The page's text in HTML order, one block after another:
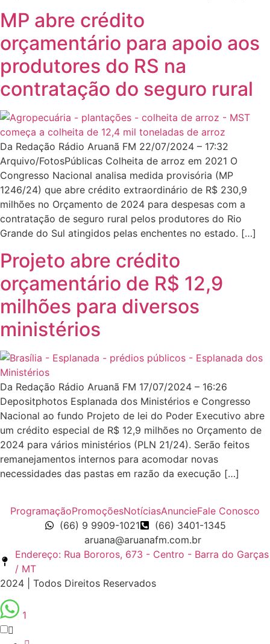
MP abre crédito
orçamentário para apoio aos
produtores do RS na
contratação do seguro rural
Da Redação Rádio Aruanã FM 22/07/2024 – 17:32
Arquivo/FotosPúblicas Colheita de arroz em 2021 O
Congresso Nacional analisa medida provisória (MP
1246/24) que abre crédito extraordinário de R$ 230,9
milhões no Orçamento de 2024 para despesas com a
contratação de seguro rural pelos produtores do Rio
Grande do Sul atingidos pelas enchentes no estado. […]
Projeto abre crédito
orçamentário de R$ 12,9
milhões para diversos
ministérios
Da Redação Rádio Aruanã FM 17/07/2024 – 16:26
Depositphotos Esplanada dos Ministérios e Congresso
Nacional ao fundo Projeto de lei do Poder Executivo abre
um crédito especial de R$ 12,9 milhões no Orçamento de
2024 para vários ministérios (PLN 21/24). Serão feitos
remanejamentos internos para acomodar novas
necessidades das pastas em razão da execução […]
ProgramaçãoPromoçõesNotíciasAnuncieFale Conosco
(66) 9 9909-1021
(66) 3401-1345
aruana@aruanafm.com.br
Endereço: Rua Bororos, 673 - Centro - Barra do Garças
/ MT
2024 | Todos Direitos Reservados
1